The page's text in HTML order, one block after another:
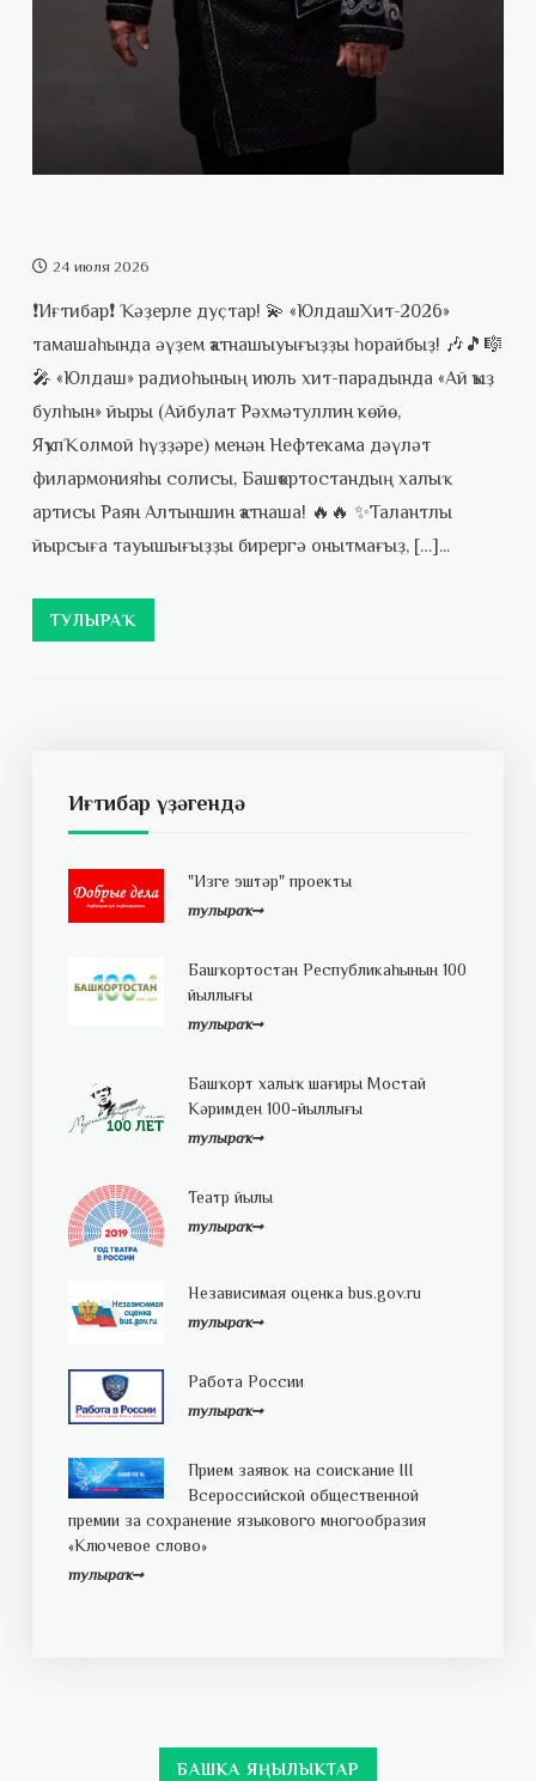
24 июля 2026
❗Иғтибар❗️ Ҡәҙерле дуҫтар! 💫 «ЮлдашХит-2026»
тамашаһында әүҙем ҡатнашыуығыҙҙы һорайбыҙ! 🎶🎵🎼
🎤 «Юлдаш» радиоһының июль хит-парадында «Ай ҡыҙ
булһын» йыры (Айбулат Рәхмәтуллин көйө,
ЯҡупҠолмой һүҙҙәре) менән Нефтекама дәүләт
филармонияһы солисы, Башҡортостандың халыҡ
артисы Раян Алтыншин ҡатнаша! 🔥🔥 ✨Талантлы
йырсыға тауышығыҙҙы бирергә онытмағыҙ, […]...
ТУЛЫРАҠ
Иғтибар үҙәгендә
"Изге эштәр" проекты
тулыраҡ
Башҡортостан Республикаһынын 100
йыллығы
тулыраҡ
Башҡорт халыҡ шағиры Мостай
Кәримден 100-йыллығы
тулыраҡ
Театр йылы
тулыраҡ
Независимая оценка bus.gov.ru
тулыраҡ
Работа России
тулыраҡ
Прием заявок на соискание III
Всероссийской общественной
премии за сохранение языкового многообразия
«Ключевое слово»
тулыраҡ
БАШКА ЯҢЫЛЫКТАР